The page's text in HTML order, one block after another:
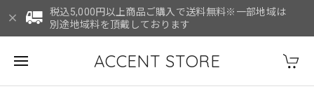
税込5,000円以上商品ご購入で送料無料※一部地域は
別途地域料を頂戴しております
ACCENT STORE